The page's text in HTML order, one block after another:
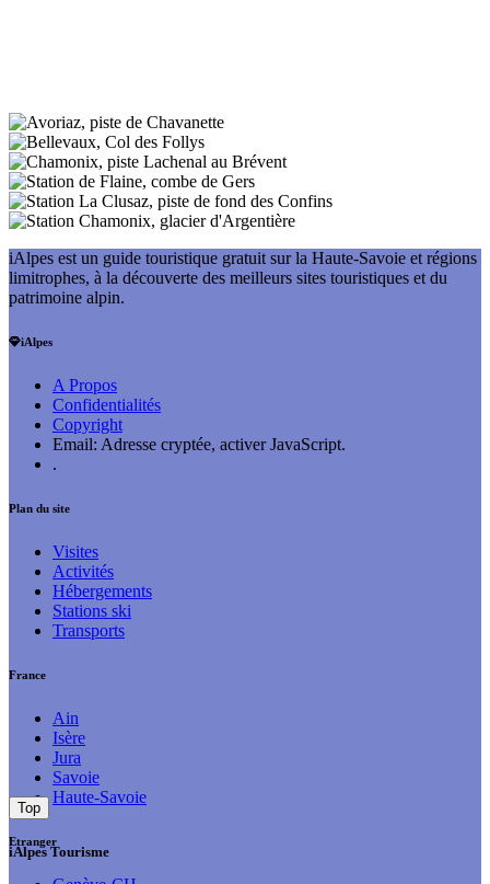
iAlpes est un guide touristique gratuit sur la Haute-Savoie et régions
limitrophes, à la découverte des meilleurs sites touristiques et du
patrimoine alpin.
iAlpes
A Propos
Confidentialités
Copyright
Email: Adresse cryptée, activer JavaScript.
.
Plan du site
Visites
Activités
Hébergements
Stations ski
Transports
France
Ain
Isère
Jura
Savoie
Haute-Savoie
Etranger
Top
iAlpes Tourisme